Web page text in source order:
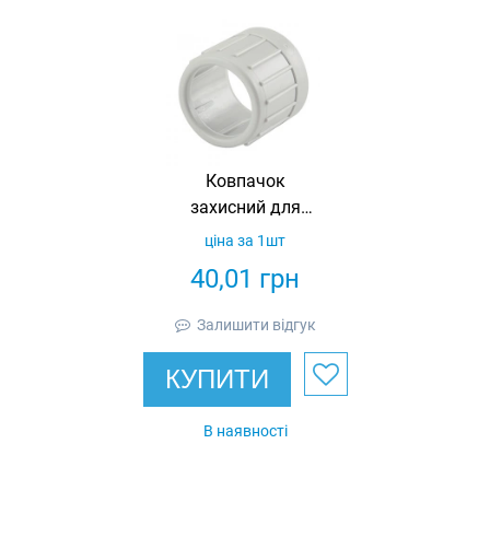
Ковпачок
захисний для
труб, 25 мм
40,01 грн
ціна за 1шт
Залишити відгук
КУПИТИ
В наявності